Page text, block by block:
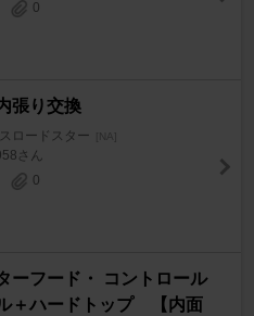
0
張り交換
ロードスター [NA]
さん
0
ーフード・ コントロール
＋ハードトップ 【内面